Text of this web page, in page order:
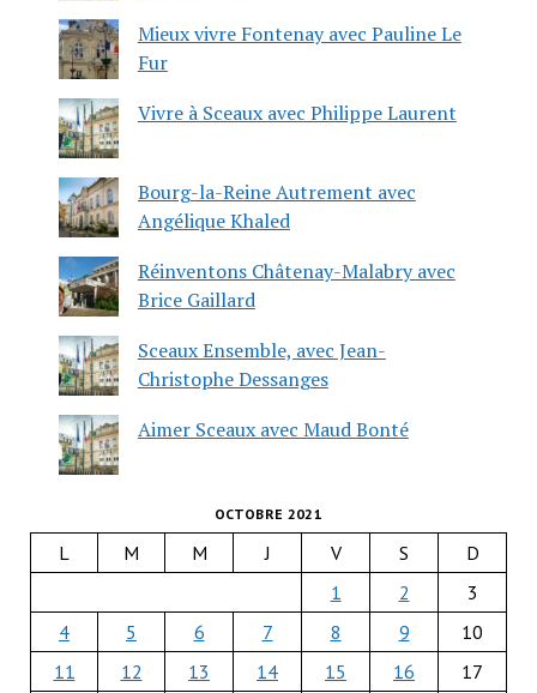
Mieux vivre Fontenay avec Pauline Le
Fur
Vivre à Sceaux avec Philippe Laurent
Bourg-la-Reine Autrement avec
Angélique Khaled
Réinventons Châtenay-Malabry avec
Brice Gaillard
Sceaux Ensemble, avec Jean-
Christophe Dessanges
Aimer Sceaux avec Maud Bonté
OCTOBRE 2021
L M M J V S
D
1
2
3
4
5 6 7 8 9
10
11
12 13 14 15 16 17